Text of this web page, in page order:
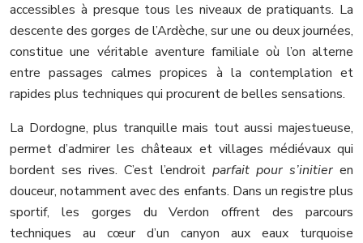
accessibles à presque tous les niveaux de pratiquants. La
descente des gorges de l’Ardèche, sur une ou deux journées,
constitue une véritable aventure familiale où l’on alterne
entre passages calmes propices à la contemplation et
rapides plus techniques qui procurent de belles sensations.
La Dordogne, plus tranquille mais tout aussi majestueuse,
permet d’admirer les châteaux et villages médiévaux qui
bordent ses rives. C’est l’endroit parfait pour s’initier en
douceur, notamment avec des enfants. Dans un registre plus
sportif, les gorges du Verdon offrent des parcours
techniques au cœur d’un canyon aux eaux turquoise